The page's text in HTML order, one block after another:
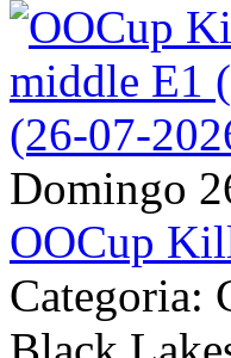
Domingo
OOCup
Categoria: